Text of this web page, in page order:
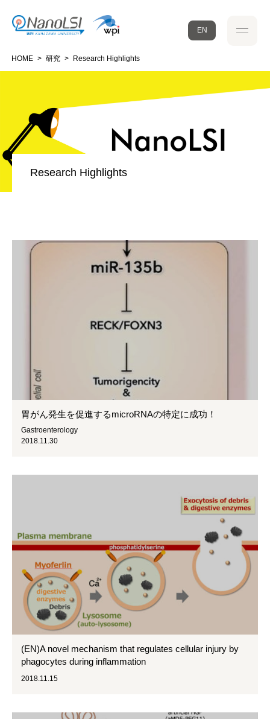
EN
HOME > 研究 > Research Highlights
Research Highlights
胃がん発生を促進するmicroRNAの特定に成功！
Gastroenterology
2018.11.30
(EN)A novel mechanism that regulates cellular injury by
phagocytes during inflammation
2018.11.15